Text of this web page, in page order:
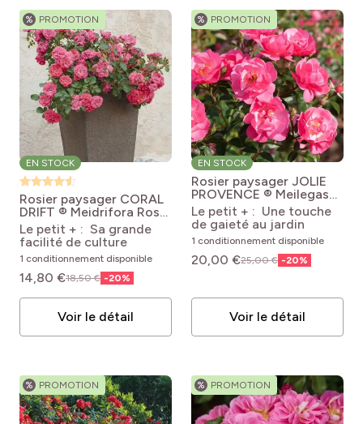
% PROMOTION
EN STOCK
Rosier paysager CORAL
DRIFT ® Meidrifora Rosa
'Meidrifora' CORAL
DRIFT®
Le petit + : Sa grande
facilité de culture
1 conditionnement disponible
14,80 €18,50 € -20%
Voir le détail
% PROMOTION
EN STOCK
Rosier paysager JOLIE
PROVENCE ® Meilegase
Rosa x floribunda Street
Colors® Jolie Provence®
'Meilegase'
Le petit + : Une touche
de gaieté au jardin
1 conditionnement disponible
20,00 €25,00 € -20%
Voir le détail
% PROMOTION % PROMOTION